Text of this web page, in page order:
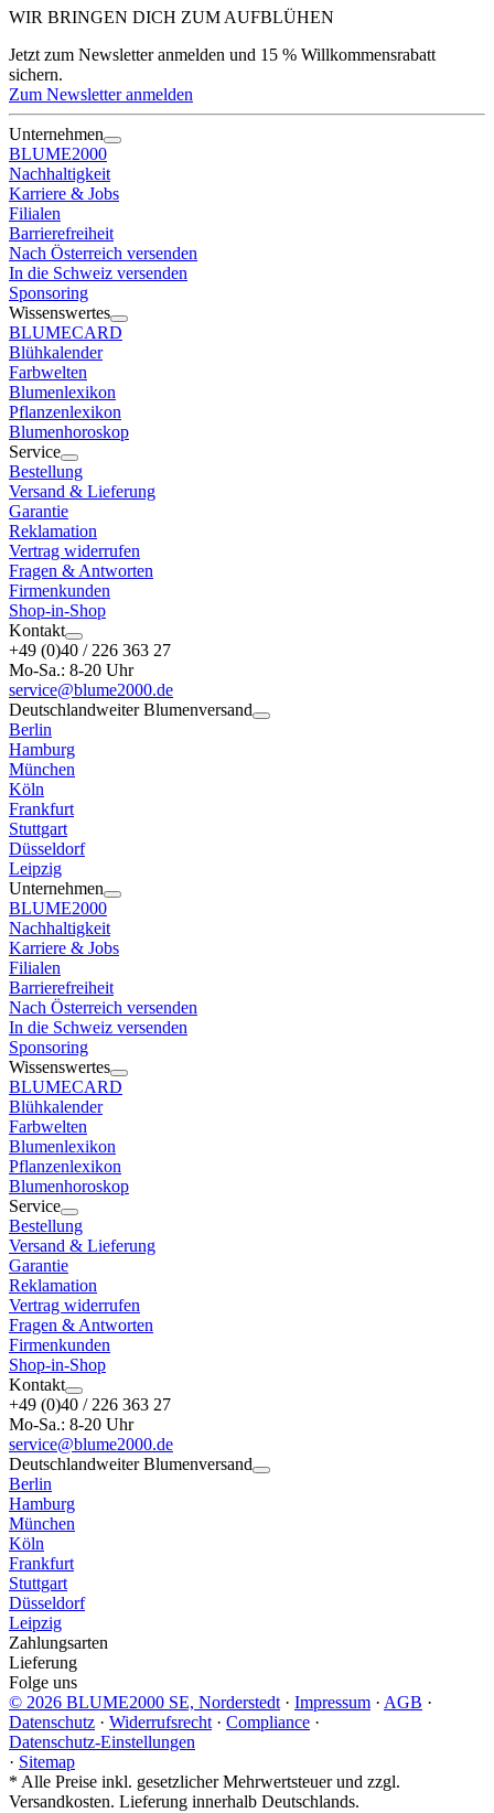
WIR BRINGEN DICH ZUM AUFBLÜHEN
Jetzt zum Newsletter anmelden und 15 % Willkommensrabatt
sichern.
Zum Newsletter anmelden
Unternehmen
BLUME2000
Nachhaltigkeit
Karriere & Jobs
Filialen
Barrierefreiheit
Nach Österreich versenden
In die Schweiz versenden
Sponsoring
Wissenswertes
BLUMECARD
Blühkalender
Farbwelten
Blumenlexikon
Pflanzenlexikon
Blumenhoroskop
Service
Bestellung
Versand & Lieferung
Garantie
Reklamation
Vertrag widerrufen
Fragen & Antworten
Firmenkunden
Shop-in-Shop
Kontakt
+49 (0)40 / 226 363 27
Mo-Sa.: 8-20 Uhr
service@blume2000.de
Deutschlandweiter Blumenversand
Berlin
Hamburg
München
Köln
Frankfurt
Stuttgart
Düsseldorf
Leipzig
Unternehmen
BLUME2000
Nachhaltigkeit
Karriere & Jobs
Filialen
Barrierefreiheit
Nach Österreich versenden
In die Schweiz versenden
Sponsoring
Wissenswertes
BLUMECARD
Blühkalender
Farbwelten
Blumenlexikon
Pflanzenlexikon
Blumenhoroskop
Service
Bestellung
Versand & Lieferung
Garantie
Reklamation
Vertrag widerrufen
Fragen & Antworten
Firmenkunden
Shop-in-Shop
Kontakt
+49 (0)40 / 226 363 27
Mo-Sa.: 8-20 Uhr
service@blume2000.de
Deutschlandweiter Blumenversand
Berlin
Hamburg
München
Köln
Frankfurt
Stuttgart
Düsseldorf
Leipzig
Zahlungsarten
Lieferung
Folge uns
© 2026 BLUME2000 SE, Norderstedt · Impressum · AGB ·
Datenschutz · Widerrufsrecht · Compliance ·
Datenschutz-Einstellungen
· Sitemap
* Alle Preise inkl. gesetzlicher Mehrwertsteuer und zzgl.
Versandkosten. Lieferung innerhalb Deutschlands.